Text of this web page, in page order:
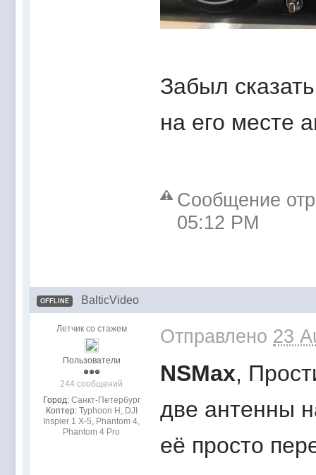
Забыл
на его месте
Сообщение
05:12 PM
OFFLINE BalticVideo
Летчик со стажем
Пользователи
244 сообщений
Город: Санкт-Петербург
Коптер: Typhoon H, DJI
Inspier 1 Х-5, Phantom 4,
Phantom 4 Pro
Отправлено 23
NSMax,
две антенны
её просто